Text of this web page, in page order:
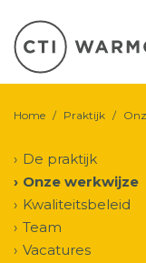
Home / Praktijk /
De praktijk
Onze werkwijze
Kwaliteitsbeleid
Team
Vacatures